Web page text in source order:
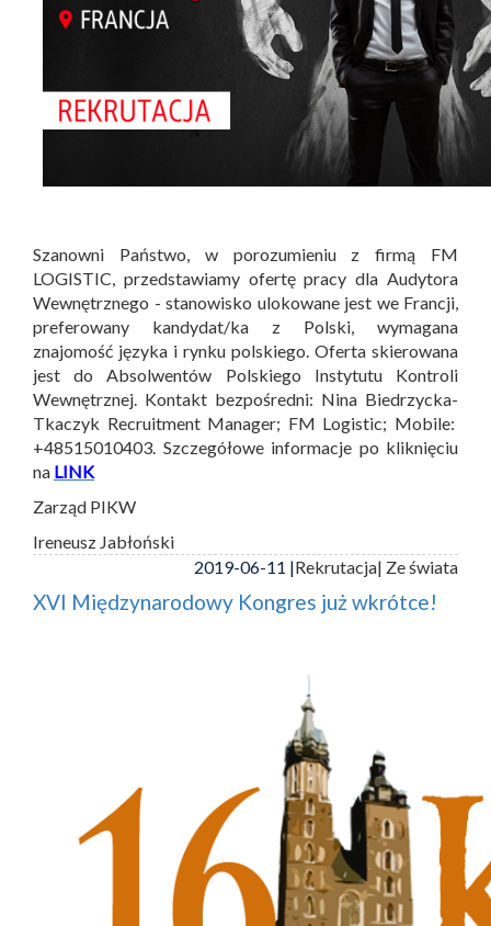
Szanowni Państwo, w porozumieniu z firmą FM
LOGISTIC, przedstawiamy ofertę pracy dla Audytora
Wewnętrznego - stanowisko ulokowane jest we Francji,
preferowany kandydat/ka z Polski, wymagana
znajomość języka i rynku polskiego. Oferta skierowana
jest do Absolwentów Polskiego Instytutu Kontroli
Wewnętrznej. Kontakt bezpośredni: Nina Biedrzycka-
Tkaczyk Recruitment Manager; FM Logistic; Mobile:
+48515010403. Szczegółowe informacje po kliknięciu
na LINK
Zarząd PIKW
Ireneusz Jabłoński
2019-06-11 |Rekrutacja| Ze świata
XVI Międzynarodowy Kongres już wkrótce!